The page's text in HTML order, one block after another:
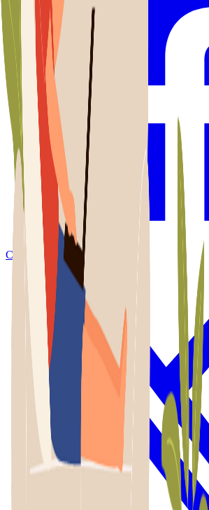
Compartir en Facebook